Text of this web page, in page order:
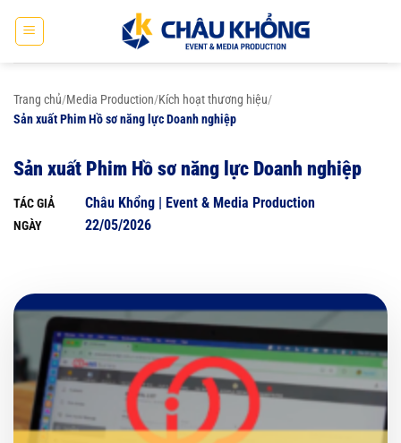
Trang chủ/Media Production/Kích hoạt thương hiệu/
Sản xuất Phim Hồ sơ năng lực Doanh nghiệp
Sản xuất Phim Hồ sơ năng lực Doanh nghiệp
TÁC GIẢ Châu Khổng | Event & Media Production
NGÀY 22/05/2026